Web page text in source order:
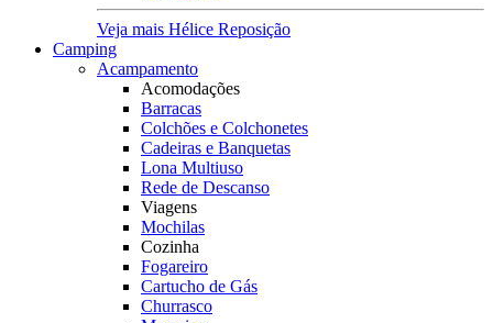
Veja mais Hélice Reposição
Camping
Acampamento
Acomodações
Barracas
Colchões e Colchonetes
Cadeiras e Banquetas
Lona Multiuso
Rede de Descanso
Viagens
Mochilas
Cozinha
Fogareiro
Cartucho de Gás
Churrasco